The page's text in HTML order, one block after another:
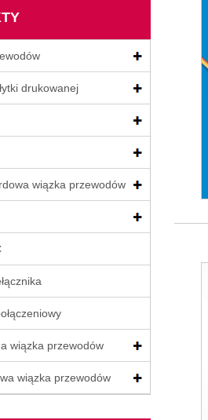
drukowanej
wiązka przewodów
wiązka przewodów
wiązka przewodów